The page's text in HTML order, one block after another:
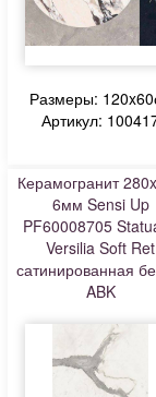
Размеры:
Артикул:
Керамогранит
6мм Sensi Up
PF60008705
Versilia Soft Ret
сатинированная
ABK